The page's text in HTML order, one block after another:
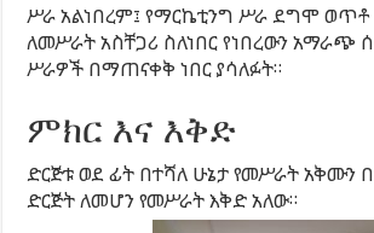
ሥራ አልነበረም፤ የማርኬቲንግ ሥራ ደግሞ ወጥቶ
ለመሥራት አስቸጋሪ ስለነበር የነበረውን አማራጭ
ሥራዎች በማጠናቀቅ ነበር ያሳለፉት።
ምክር እና እቅድ
ድርጅቱ ወደ ፊት በተሻለ ሁኔታ የመሥራት አቅሙን
ድርጅት ለመሆን የመሥራት እቅድ አለው።